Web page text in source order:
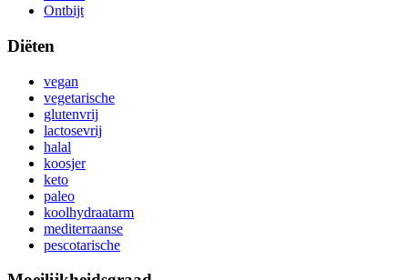
Ontbijt
Diëten
vegan
vegetarische
glutenvrij
lactosevrij
halal
koosjer
keto
paleo
koolhydraatarm
mediterraanse
pescotarische